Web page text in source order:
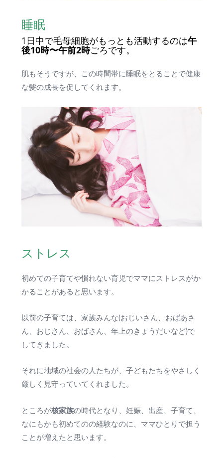
睡眠
1日中で毛母細胞がもっとも活動するのは午
後10時〜午前2時ごろです。
肌もそうですが、この時間帯に睡眠をとることで健康
な髪の成長を促してくれます。
ストレス
初めての子育てや慣れない育児でママにストレスがか
かることがあると思います。
以前の子育ては、家族みんな(おじいさん、おばあさ
ん、おじさん、おばさん、年上のきょうだいなど)で
してきました。
それに地域の社会の人たちが、子どもたちをやさしく
厳しく見守っていてくれました。
ところが核家族の時代となり、妊娠、出産、子育て、
なにもかも初めてのの経験なのに、ママひとりで担う
ことが増えたと思います。